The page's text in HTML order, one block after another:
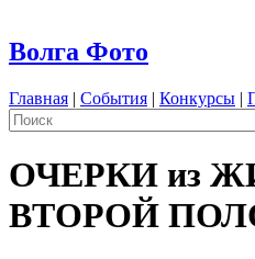
Волга Фото
Главная | События | Конкурсы |
ОЧЕРКИ из
ВТОРОЙ